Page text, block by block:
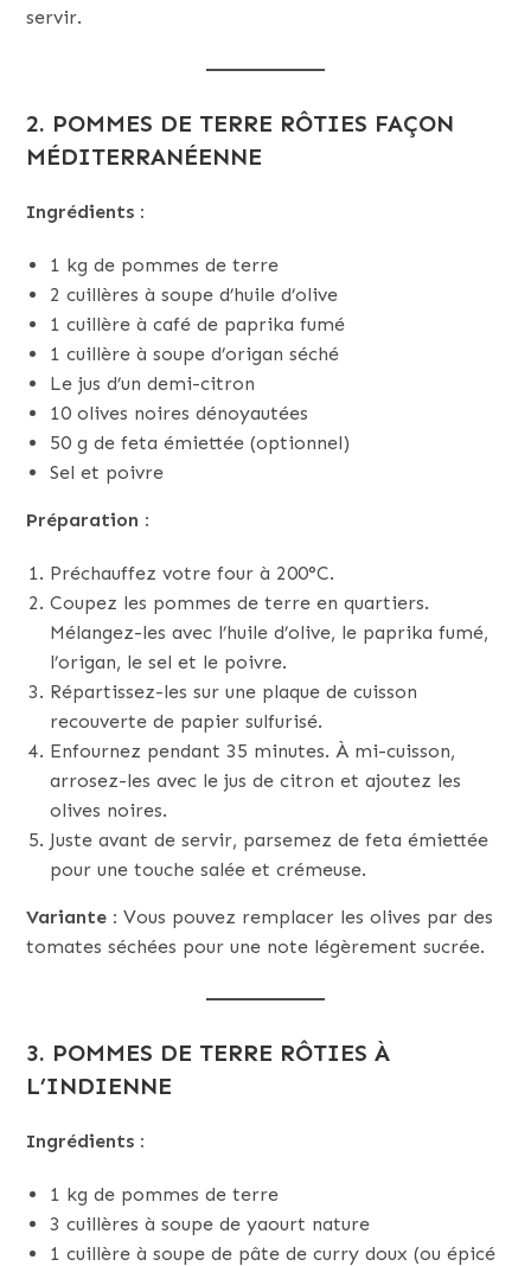
servir.
2. POMMES DE TERRE RÔTIES FAÇON
MÉDITERRANÉENNE
Ingrédients :
1 kg de pommes de terre
2 cuillères à soupe d’huile d’olive
1 cuillère à café de paprika fumé
1 cuillère à soupe d’origan séché
Le jus d’un demi-citron
10 olives noires dénoyautées
50 g de feta émiettée (optionnel)
Sel et poivre
Préparation :
Préchauffez votre four à 200°C.
Coupez les pommes de terre en quartiers.
Mélangez-les avec l’huile d’olive, le paprika fumé,
l’origan, le sel et le poivre.
Répartissez-les sur une plaque de cuisson
recouverte de papier sulfurisé.
Enfournez pendant 35 minutes. À mi-cuisson,
arrosez-les avec le jus de citron et ajoutez les
olives noires.
Juste avant de servir, parsemez de feta émiettée
pour une touche salée et crémeuse.
Variante : Vous pouvez remplacer les olives par des
tomates séchées pour une note légèrement sucrée.
3. POMMES DE TERRE RÔTIES À
L’INDIENNE
Ingrédients :
1 kg de pommes de terre
3 cuillères à soupe de yaourt nature
1 cuillère à soupe de pâte de curry doux (ou épicé